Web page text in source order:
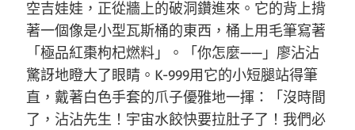
空吉娃娃，正從牆上的破洞鑽進來。它的背上揹
著一個像是小型瓦斯桶的東西，桶上用毛筆寫著
「極品紅棗枸杞燃料」。「你怎麼——」廖沾沾
驚訝地瞪大了眼睛。K-999用它的小短腿站得筆
直，戴著白色手套的爪子優雅地一揮：「沒時間
了，沾沾先生！宇宙水餃快要拉肚子了！我們必